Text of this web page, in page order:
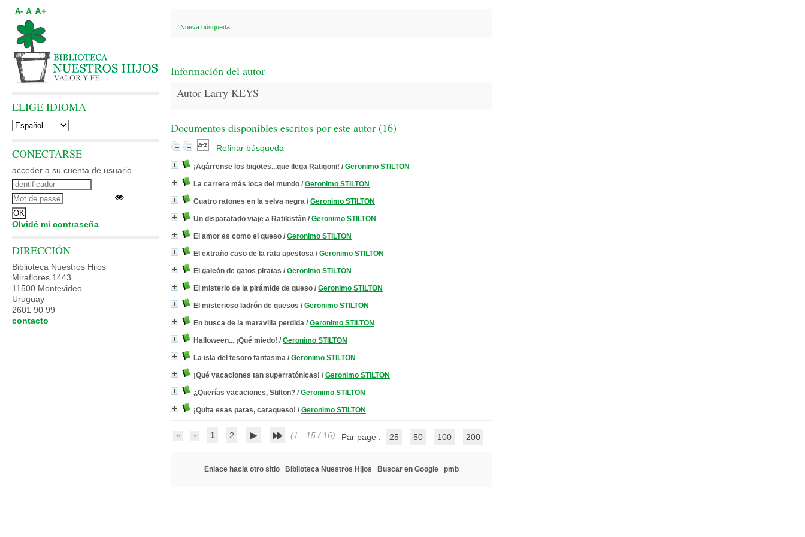
Nueva búsqueda
Información del autor
Autor Larry KEYS
Documentos disponibles escritos por este autor (16)
Refinar búsqueda
¡Agárrense los bigotes...que llega Ratigoni! / Geronimo STILTON
La carrera más loca del mundo / Geronimo STILTON
Cuatro ratones en la selva negra / Geronimo STILTON
Un disparatado viaje a Ratikistán / Geronimo STILTON
El amor es como el queso / Geronimo STILTON
El extraño caso de la rata apestosa / Geronimo STILTON
El galeón de gatos piratas / Geronimo STILTON
El misterio de la pirámide de queso / Geronimo STILTON
El misterioso ladrón de quesos / Geronimo STILTON
En busca de la maravilla perdida / Geronimo STILTON
Halloween... ¡Qué miedo! / Geronimo STILTON
La isla del tesoro fantasma / Geronimo STILTON
¡Qué vacaciones tan superratónicas! / Geronimo STILTON
¿Querías vacaciones, Stilton? / Geronimo STILTON
¡Quita esas patas, caraqueso! / Geronimo STILTON
1 2 (1 - 15 / 16) Par page : 25 50 100 200
Enlace hacia otro sitio Biblioteca Nuestros Hijos Buscar en Google pmb
A- A A+
ELIGE IDIOMA
CONECTARSE
acceder a su cuenta de usuario
Olvidé mi contraseña
DIRECCIÓN
Biblioteca Nuestros Hijos
Miraflores 1443
11500 Montevideo
Uruguay
2601 90 99
contacto